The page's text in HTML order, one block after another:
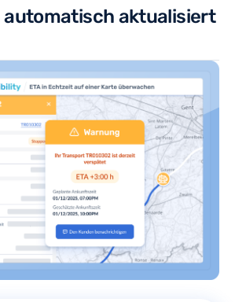
automatisch aktualisiert